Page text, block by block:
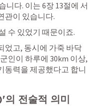
니다. 이는 6장 13절에 서
관이 있습니다.
수 있었기 때문이죠.
었고, 동시에 가죽 바닥
인이 하루에 30km 이상,
동력을 제공했다고 합니
전술적 의미